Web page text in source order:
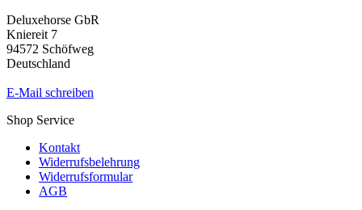
Deluxehorse GbR
Kniereit 7
94572 Schöfweg
Deutschland
E-Mail schreiben
Shop Service
Kontakt
Widerrufsbelehrung
Widerrufsformular
AGB